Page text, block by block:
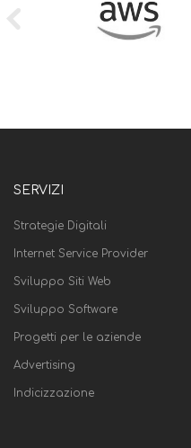
SERVIZI
Strategie Digitali
Internet Service Provider
Sviluppo Siti Web
Sviluppo Software
Progetti per le aziende
Advertising
Indicizzazione